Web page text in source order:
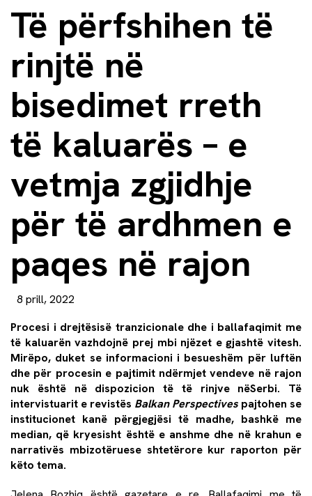
Të përfshihen të
rinjtë në
bisedimet rreth
të kaluarës – e
vetmja zgjidhje
për të ardhmen e
paqes në rajon
8 prill, 2022
Procesi i drejtësisë tranzicionale dhe i ballafaqimit me
të kaluarën vazhdojnë prej mbi njëzet e gjashtë vitesh.
Mirëpo, duket se informacioni i besueshëm për luftën
dhe për procesin e pajtimit ndërmjet vendeve nërajon
nuk ështënëdispozicion të tërinjve nëSerbi. Të
intervistuarit e revistës Balkan Perspectives pajtohen se
institucionet kanë përgjegjësi të madhe, bashkë me
median, që kryesisht ështëe anshme dhe nëkrahun e
narrativës mbizotëruese shtetërore kur raporton për
këto tema.